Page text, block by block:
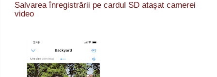
Salvarea înregistrării pe cardul SD atașat camerei
video